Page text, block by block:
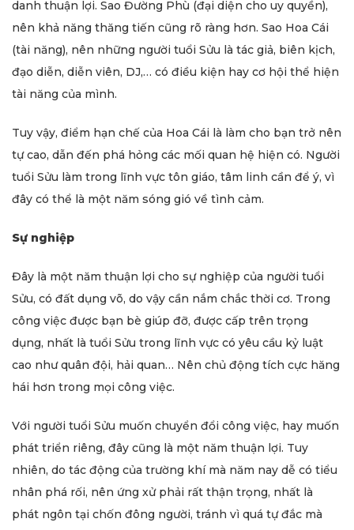
danh thuận lợi. Sao Đường Phù (đại diện cho uy quyền),
nên khả năng thăng tiến cũng rõ ràng hơn. Sao Hoa Cái
(tài năng), nên những người tuổi Sửu là tác giả, biên kịch,
đạo diễn, diễn viên, DJ,… có điều kiện hay cơ hội thể hiện
tài năng của mình.
Tuy vậy, điểm hạn chế của Hoa Cái là làm cho bạn trở nên
tự cao, dẫn đến phá hỏng các mối quan hệ hiện có. Người
tuổi Sửu làm trong lĩnh vực tôn giáo, tâm linh cần để ý, vì
đây có thể là một năm sóng gió về tình cảm.
Sự nghiệp
Đây là một năm thuận lợi cho sự nghiệp của người tuổi
Sửu, có đất dụng võ, do vậy cần nắm chắc thời cơ. Trong
công việc được bạn bè giúp đỡ, được cấp trên trọng
dụng, nhất là tuổi Sửu trong lĩnh vực có yêu cầu kỷ luật
cao như quân đội, hải quan… Nên chủ động tích cực hăng
hái hơn trong mọi công việc.
Với người tuổi Sửu muốn chuyển đổi công việc, hay muốn
phát triển riêng, đây cũng là một năm thuận lợi. Tuy
nhiên, do tác động của trường khí mà năm nay dễ có tiểu
nhân phá rối, nên ứng xử phải rất thận trọng, nhất là
phát ngôn tại chốn đông người, tránh vì quá tự đắc mà